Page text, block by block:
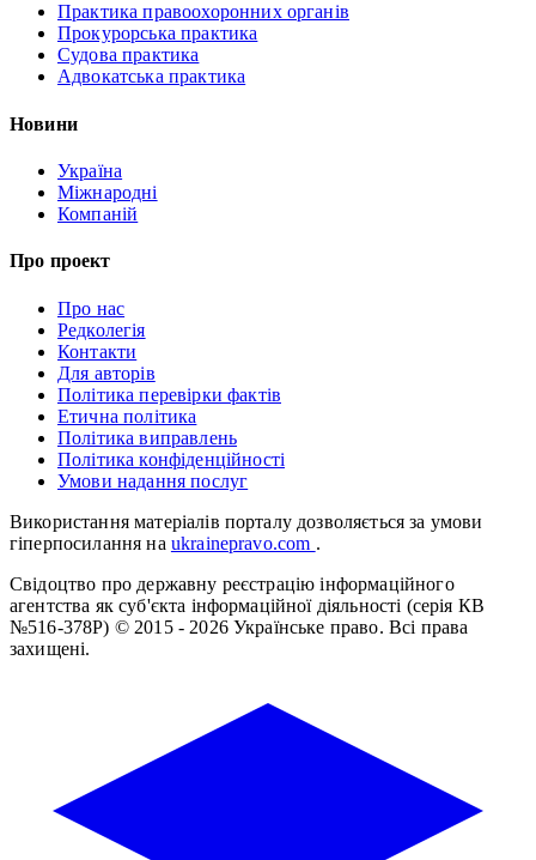
Практика правоохоронних органів
Прокурорська практика
Судова практика
Адвокатська практика
Новини
Україна
Міжнародні
Компаній
Про проект
Про нас
Редколегія
Контакти
Для авторів
Політика перевірки фактів
Етична політика
Політика виправлень
Політика конфіденційності
Умови надання послуг
Використання матеріалів порталу дозволяється за умови
гіперпосилання на ukrainepravo.com .
Свідоцтво про державну реєстрацію інформаційного
агентства як суб'єкта інформаційної діяльності (серія КВ
№516-378Р) © 2015 - 2026 Українське право. Всі права
захищені.